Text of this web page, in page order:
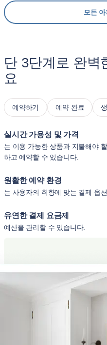
모든 아
단 3단계로 완벽
요
예약하기 예약 완료
실시간 가용성 및 가격
는 이용 가능한 상품과 지불해야
하고 예약할 수 있습니다.
원활한 예약 환경
는 사용자의 취향에 맞는 결제 옵
유연한 결제 요금제
예산을 관리할 수 있습니다.